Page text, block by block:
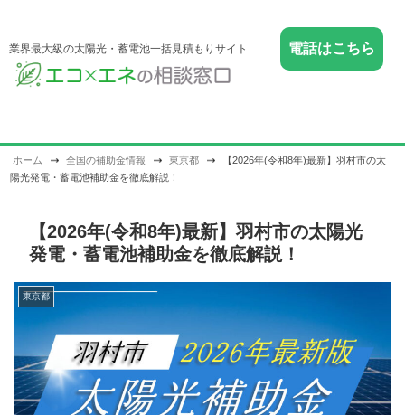
業界最大級の太陽光・蓄電池一括見積もりサイト 電話はこちら
ホーム 全国の補助金情報 東京都
【2026年(令和8年)最新】羽村市の太
陽光発電・蓄電池補助金を徹底解説！
【2026年(令和8年)最新】羽村市の太陽光
発電・蓄電池補助金を徹底解説！
東京都